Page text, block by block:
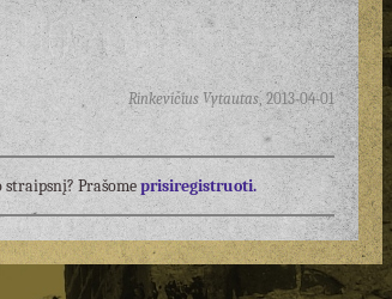
Rinkevičius Vytautas,2013-04-01
Prašomeprisiregistruoti.